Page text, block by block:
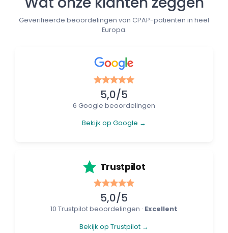
Geverifieerde beoordelingen van CPAP-patiënten in heel
Europa.
5,0/5
6 Google beoordelingen
Bekijk op Google →
Trustpilot
5,0/5
10 Trustpilot beoordelingen · Excellent
Bekijk op Trustpilot →